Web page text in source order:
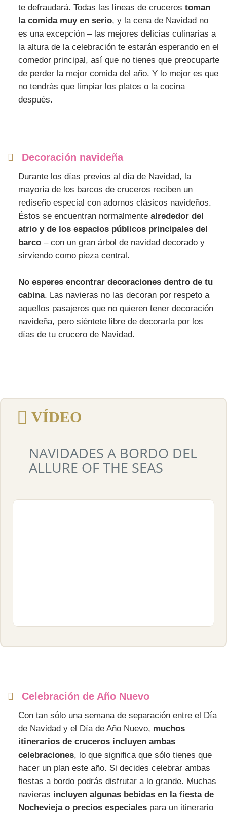
te defraudará. Todas las líneas de cruceros toman
la comida muy en serio, y la cena de Navidad no
es una excepción – las mejores delicias culinarias a
la altura de la celebración te estarán esperando en el
comedor principal, así que no tienes que preocuparte
de perder la mejor comida del año. Y lo mejor es que
no tendrás que limpiar los platos o la cocina
después.
Decoración navideña
Durante los días previos al día de Navidad, la
mayoría de los barcos de cruceros reciben un
rediseño especial con adornos clásicos navideños.
Éstos se encuentran normalmente alrededor del
atrio y de los espacios públicos principales del
barco– con un gran árbol de navidad decorado y
sirviendo como pieza central.
No esperes encontrar decoraciones dentro de tu
cabina. Las navieras no las decoran por respeto a
aquellos pasajeros que no quieren tener decoración
navideña, pero siéntete libre de decorarla por los
días de tu crucero de Navidad.
VÍDEO
NAVIDADES A BORDO DEL
ALLURE OF THE SEAS
Celebración de Año Nuevo
Con tan sólo una semana de separación entre el Día
de Navidad y el Día de Año Nuevo, muchos
itinerarios de cruceros incluyen ambas
celebraciones, lo que significa que sólo tienes que
hacer un plan este año. Si decides celebrar ambas
fiestas a bordo podrás disfrutar a lo grande. Muchas
navieras incluyen algunas bebidas en la fiesta de
Nochevieja o precios especialespara un itinerario